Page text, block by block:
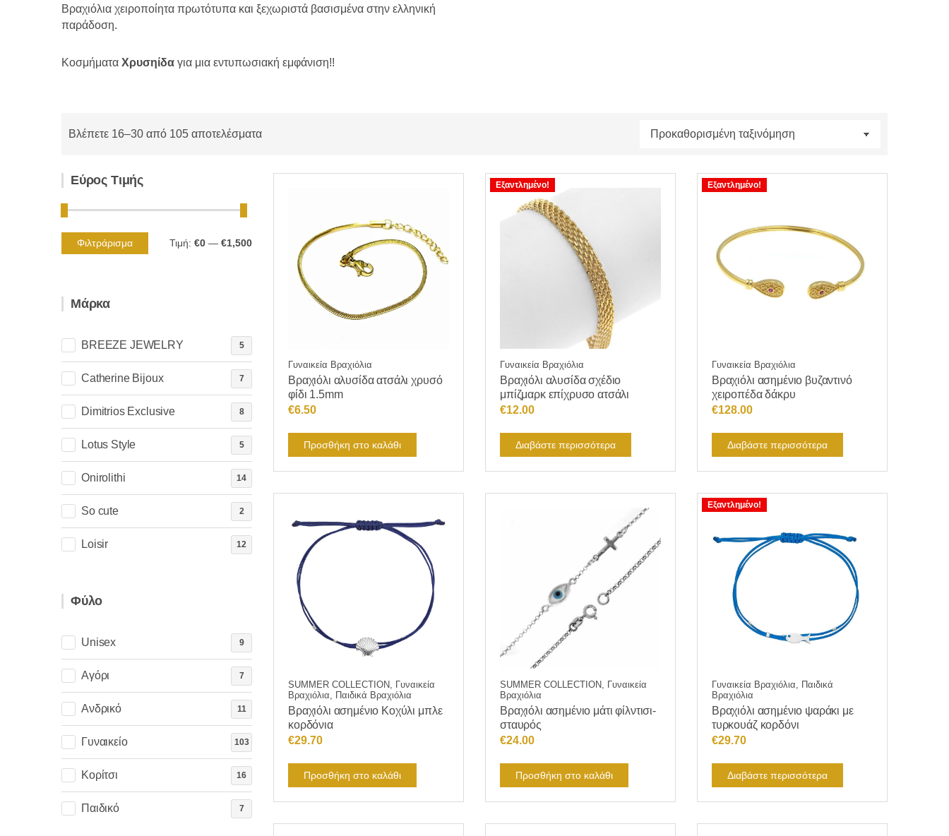
Βραχιόλια χειροποίητα πρωτότυπα και ξεχωριστά βασισμένα στην ελληνική
παράδοση.
Κοσμήματα Χρυσηίδα για μια εντυπωσιακή εμφάνιση!!
Βλέπετε 16–30 από 105 αποτελέσματα
Γυναικεία Βραχιόλια
Βραχιόλι αλυσίδα ατσάλι χρυσό
φίδι 1.5mm
€6.50
Προσθήκη στο καλάθι
Εξαντλημένο!
Γυναικεία Βραχιόλια
Βραχιόλι αλυσίδα σχέδιο
μπίζμαρκ επίχρυσο ατσάλι
€12.00
Διαβάστε περισσότερα
Εξαντλημένο!
Γυναικεία Βραχιόλια
Βραχιόλι ασημένιο βυζαντινό
χειροπέδα δάκρυ
€128.00
Διαβάστε περισσότερα
SUMMER COLLECTION, Γυναικεία
Βραχιόλια, Παιδικά Βραχιόλια
Βραχιόλι ασημένιο Κοχύλι μπλε
κορδόνια
€29.70
Προσθήκη στο καλάθι
SUMMER COLLECTION, Γυναικεία
Βραχιόλια
Βραχιόλι ασημένιο μάτι φίλντισι-
σταυρός
€24.00
Προσθήκη στο καλάθι
Εξαντλημένο!
Γυναικεία Βραχιόλια, Παιδικά
Βραχιόλια
Βραχιόλι ασημένιο ψαράκι με
τυρκουάζ κορδόνι
€29.70
Διαβάστε περισσότερα
Εύρος Τιμής
Ελάχιστη
Μέγιστη
Φιλτράρισμα Τιμή: €0 — €1,500
Μάρκα
BREEZE JEWELRY 5
Catherine Bijoux 7
Dimitrios Exclusive 8
Lotus Style 5
Onirolithi 14
So cute 2
Loisir 12
Φύλο
Unisex 9
Αγόρι 7
Ανδρικό 11
Γυναικείο 103
Κορίτσι 16
Παιδικό 7